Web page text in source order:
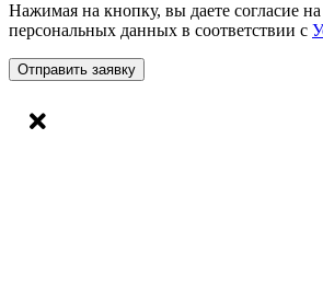
Нажимая на кнопку, вы даете согласие
персональных данных в соответствии с